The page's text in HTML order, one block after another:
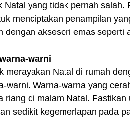
Natal yang tidak pernah salah.
menciptakan penampilan
dengan aksesori emas seperti
warni
merayakan Natal di rumah
warni. Warna-warna yang
riang di malam Natal. Pastikan
sedikit kegemerlapan pada